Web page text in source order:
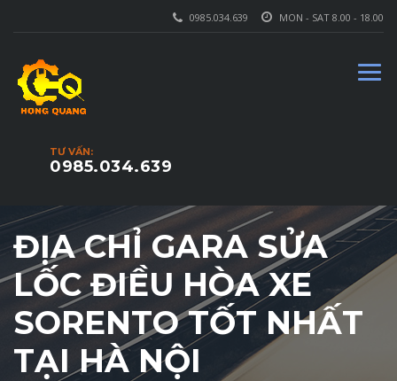
MON - SAT 8.00 - 18.00
0985.034.639
TƯ VẤN:
0985.034.639
ĐỊA CHỈ GARA SỬA
LỐC ĐIỀU HÒA XE
SORENTO TỐT NHẤT
TẠI HÀ NỘI